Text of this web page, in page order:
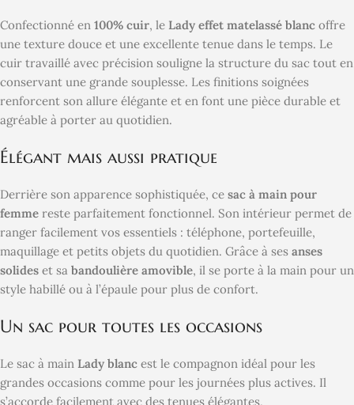
Confectionné en 100% cuir, le Lady effet matelassé blanc offre
une texture douce et une excellente tenue dans le temps. Le
cuir travaillé avec précision souligne la structure du sac tout en
conservant une grande souplesse. Les finitions soignées
renforcent son allure élégante et en font une pièce durable et
agréable à porter au quotidien.
Élégant mais aussi pratique
Derrière son apparence sophistiquée, ce sac à main pour
femme reste parfaitement fonctionnel. Son intérieur permet de
ranger facilement vos essentiels : téléphone, portefeuille,
maquillage et petits objets du quotidien. Grâce à ses anses
solides et sa bandoulière amovible, il se porte à la main pour un
style habillé ou à l’épaule pour plus de confort.
Un sac pour toutes les occasions
Le sac à main Lady blanc est le compagnon idéal pour les
grandes occasions comme pour les journées plus actives. Il
s’accorde facilement avec des tenues élégantes,